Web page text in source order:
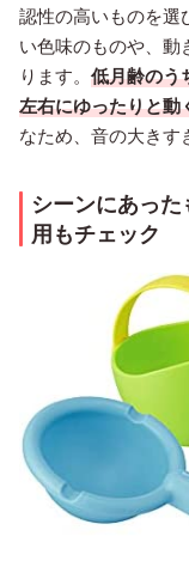
認性の高いものを選
い色味のものや、動
ります。 低月齢のう
左右にゆったりと動
なため、音の大きす
シーンにあっ
用もチェック